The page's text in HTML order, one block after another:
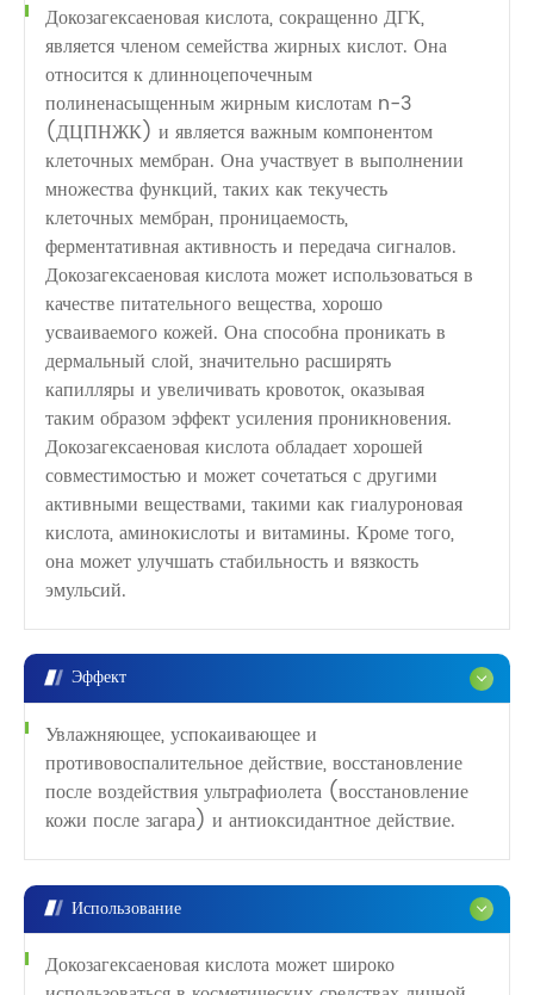
Докозагексаеновая кислота, сокращенно ДГК,
является членом семейства жирных кислот. Она
относится к длинноцепочечным
полиненасыщенным жирным кислотам n-3
(ДЦПНЖК) и является важным компонентом
клеточных мембран. Она участвует в выполнении
множества функций, таких как текучесть
клеточных мембран, проницаемость,
ферментативная активность и передача сигналов.
Докозагексаеновая кислота может использоваться в
качестве питательного вещества, хорошо
усваиваемого кожей. Она способна проникать в
дермальный слой, значительно расширять
капилляры и увеличивать кровоток, оказывая
таким образом эффект усиления проникновения.
Докозагексаеновая кислота обладает хорошей
совместимостью и может сочетаться с другими
активными веществами, такими как гиалуроновая
кислота, аминокислоты и витамины. Кроме того,
она может улучшать стабильность и вязкость
эмульсий.
Эффект
Увлажняющее, успокаивающее и
противовоспалительное действие, восстановление
после воздействия ультрафиолета (восстановление
кожи после загара) и антиоксидантное действие.
Использование
Докозагексаеновая кислота может широко